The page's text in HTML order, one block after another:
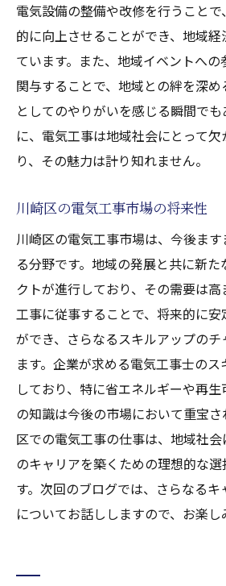
電気工事士のキャリアパ
新しいエネルギー分野で
国際的なキャリア展開の
地域社会への貢献と社会的
持続可能な電気工事業界
電気設備の整備や改修を行うこと
的に向上させることができ、地域
ています。また、地域イベントへ
関与することで、地域との絆を深
としてのやりがいを感じる瞬間で
に、電気工事は地域社会にとって
り、その魅力は計り知れません。
川崎区の電気工事市場の将来性
川崎区の電気工事市場は、今後ま
る分野です。地域の発展と共に新た
クトが進行しており、その需要は
工事に従事することで、将来的に安
ができ、さらなるスキルアップの
ます。企業が求める電気工事士の
しており、特に省エネルギーや再
の知識は今後の市場において重宝
区での電気工事の仕事は、地域社
のキャリアを築くための理想的な
す。次回のブログでは、さらなる
についてお話ししますので、お楽し